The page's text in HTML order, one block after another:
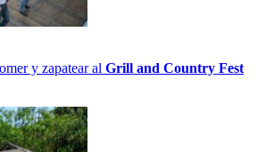
y zapatear al Grill and Country Fest